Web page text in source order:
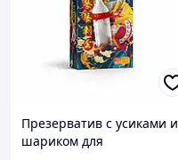
Презерватив с усиками и
шариком для